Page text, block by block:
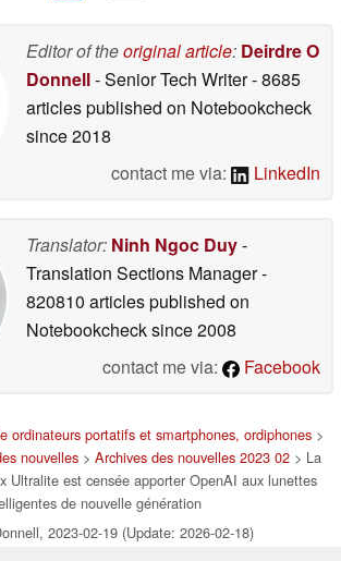
Editor of theoriginal article: Deirdre O
Donnell- Senior Tech Writer- 8685
articles published on Notebookcheck
since 2018
contact me via:
LinkedIn
Translator: Ninh Ngoc Duy-
Translation Sections Manager-
820810 articles published on
Notebookchecksince 2008
contact me via:
Facebook
ordinateurs portatifs et smartphones, ordiphones >
nouvelles > Archives des nouvelles 2023 02 > La
Ultralite est censée apporter OpenAI aux lunettes
de nouvelle génération
2023-02-19 (Update: 2026-02-18)